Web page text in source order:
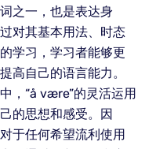
之一，也是表达身
对其基本用法、时态
学习，学习者能够更
高自己的语言能力。
，“å være”的灵活运用
的思想和感受。因
于任何希望流利使用